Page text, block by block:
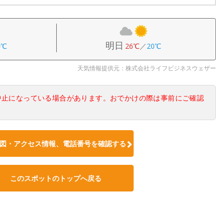
明日 26℃／20℃
天気情報提供元：株式会社ライフビジネスウェザー
になっている場合があります。おでかけの際は事前にご確認
・アクセス情報、電話番号を確認する
このスポットのトップへ戻る